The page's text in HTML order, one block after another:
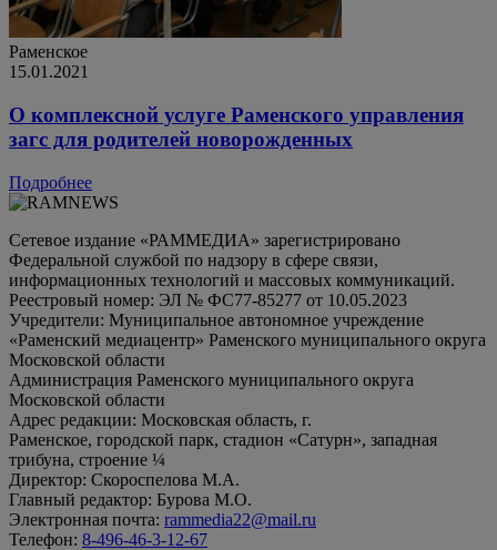
Раменское
15.01.2021
О комплексной услуге Раменского управления
загс для родителей новорожденных
Подробнее
Сетевое издание «РАММЕДИА» зарегистрировано
Федеральной службой по надзору в сфере связи,
информационных технологий и массовых коммуникаций.
Реестровый номер: ЭЛ № ФС77-85277 от 10.05.2023
Учредители: Муниципальное автономное учреждение
«Раменский медиацентр» Раменского муниципального округа
Московской области
Администрация Раменского муниципального округа
Московской области
Адрес редакции: Московская область, г.
Раменское, городской парк, стадион «Сатурн», западная
трибуна, строение ¼
Директор: Скороспелова М.А.
Главный редактор: Бурова М.О.
Электронная почта: rammedia22@mail.ru
Телефон: 8-496-46-3-12-67